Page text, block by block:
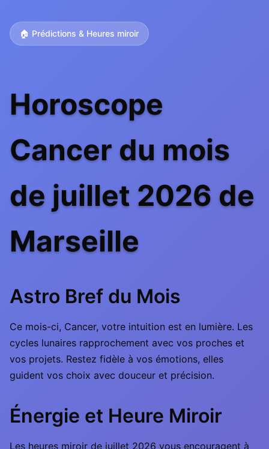
🏠 Prédictions & Heures miroir
Horoscope
Cancer du mois
de juillet 2026 de
Marseille
Astro Bref du Mois
Ce mois-ci, Cancer, votre intuition est en lumière. Les
cycles lunaires rapprochement avec vos proches et
vos projets. Restez fidèle à vos émotions, elles
guident vos choix avec douceur et précision.
Énergie et Heure Miroir
Les heures miroir de juillet 2026 vous encouragent à